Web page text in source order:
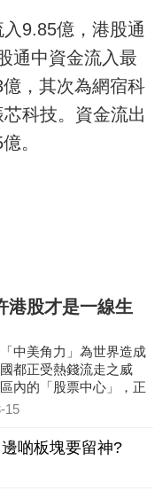
9.85億，港股通
通中資金流入最
，其次為網宿科
科技。資金流出
。
港股才是一線生
中美角力」為世界造成
都正受熱錢流走之威
內的「股票中心」，正
地企業「圈錢」。
可以減低交易成本，加
碼化等等。
15
啲板塊要留神?